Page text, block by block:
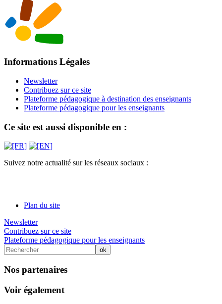
Informations Légales
Newsletter
Contribuez sur ce site
Plateforme pédagogique à destination des enseignants
Plateforme pédagogique pour les enseignants
Ce site est aussi disponible en :
Suivez notre actualité sur les réseaux sociaux :
Plan du site
Newsletter
Contribuez sur ce site
Plateforme pédagogique pour les enseignants
Nos partenaires
Voir également